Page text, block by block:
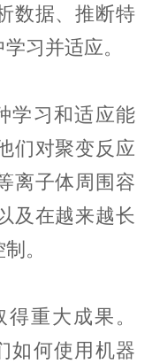
数据、推断特
习并适应。
学习和适应能
们对聚变反应
离子体周围容
及在越来越长
。
重大成果。
如何使用机器